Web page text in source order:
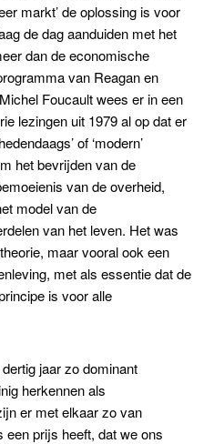
markt’ de oplossing is voor
de dag aanduiden met het
dan de economische
van Reagan en
Foucault wees er in een
lezingen uit 1979 al op dat er
of ‘modern’
het bevrijden van de
van de overheid,
model van de
van het leven. Het was
maar vooral ook een
met als essentie dat de
is voor alle
jaar zo dominant
herkennen als
er met elkaar zo van
een prijs heeft, dat we ons